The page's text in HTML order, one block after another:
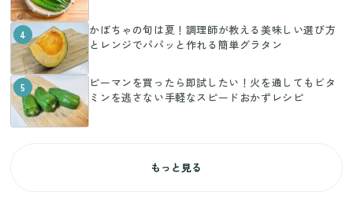
4
かぼちゃの旬は夏！調理師が教える美味しい選び方
とレンジでパパッと作れる簡単グラタン
5
ピーマンを買ったら即試したい！火を通してもビタ
ミンを逃さない手軽なスピードおかずレシピ
もっと見る